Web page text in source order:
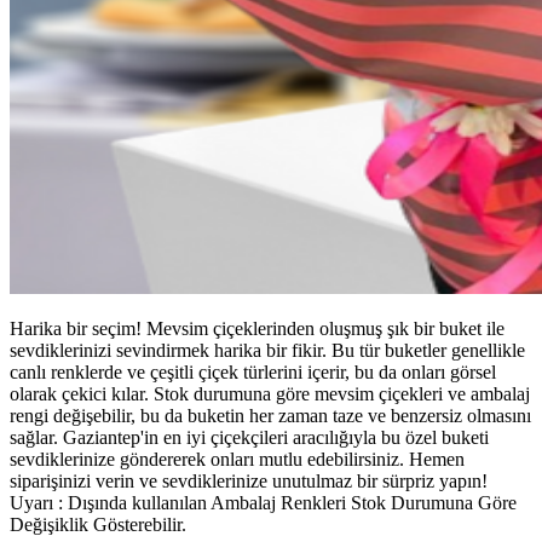
Harika bir seçim! Mevsim çiçeklerinden oluşmuş şık bir buket ile
sevdiklerinizi sevindirmek harika bir fikir. Bu tür buketler genellikle
canlı renklerde ve çeşitli çiçek türlerini içerir, bu da onları görsel
olarak çekici kılar. Stok durumuna göre mevsim çiçekleri ve ambalaj
rengi değişebilir, bu da buketin her zaman taze ve benzersiz olmasını
sağlar. Gaziantep'in en iyi çiçekçileri aracılığıyla bu özel buketi
sevdiklerinize göndererek onları mutlu edebilirsiniz. Hemen
siparişinizi verin ve sevdiklerinize unutulmaz bir sürpriz yapın!
Uyarı : Dışında kullanılan Ambalaj Renkleri Stok Durumuna Göre
Değişiklik Gösterebilir.